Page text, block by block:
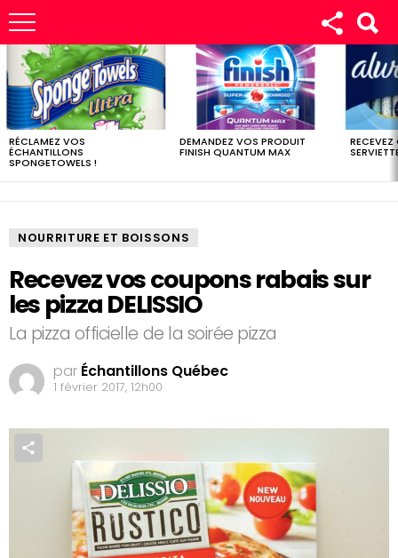
LES
DERNIERS
ÉCHANTILLONS
RÉCLAMEZ VOS
ÉCHANTILLONS
SPONGETOWELS !
DEMANDEZ VOS PRODUIT
FINISH QUANTUM MAX
NOURRITURE ET BOISSONS
Recevez vos coupons rabais sur
les pizza DELISSIO
La pizza officielle de la soirée pizza
par Échantillons Québec
1 février 2017, 12h00